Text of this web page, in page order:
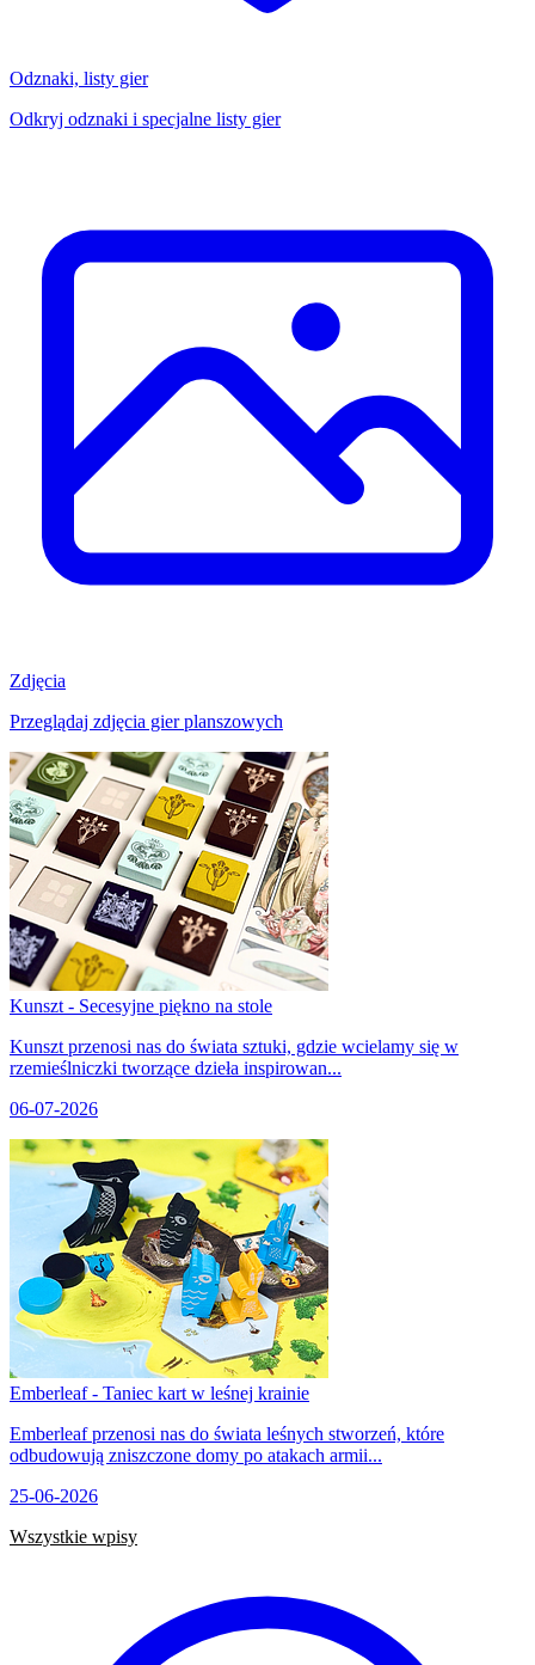
Odznaki, listy gier
Odkryj odznaki i specjalne listy gier
Zdjęcia
Przeglądaj zdjęcia gier planszowych
Kunszt - Secesyjne piękno na stole
Kunszt przenosi nas do świata sztuki, gdzie wcielamy się w
rzemieślniczki tworzące dzieła inspirowan...
06-07-2026
Emberleaf - Taniec kart w leśnej krainie
Emberleaf przenosi nas do świata leśnych stworzeń, które
odbudowują zniszczone domy po atakach armii...
25-06-2026
Wszystkie wpisy